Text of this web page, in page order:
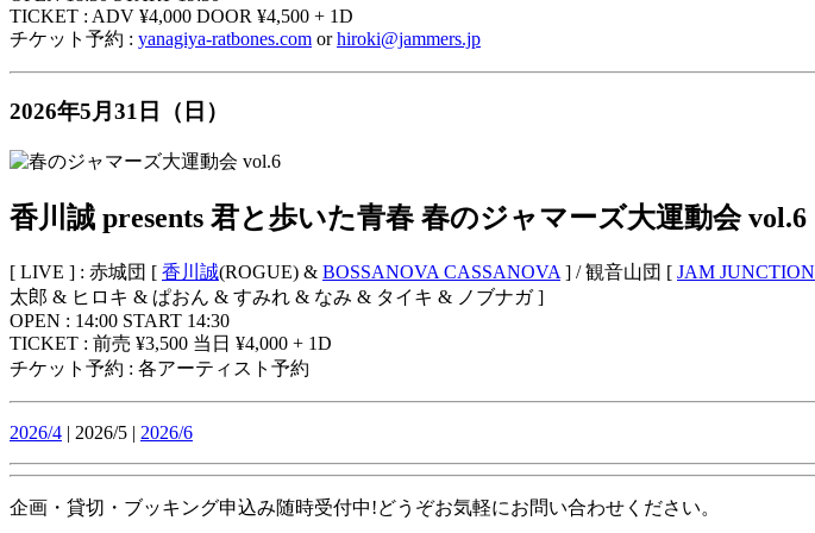
TICKET : ADV ¥4,000 DOOR ¥4,500 + 1D
チケット予約 : yanagiya-ratbones.com orhiroki@jammers.jp
2026年5月31日（日）
香川誠 presents 君と歩いた青春 春のジャマーズ大運動会 vol.6
[ LIVE ] : 赤城団 [ 香川誠(ROGUE) & BOSSANOVA CASSANOVA ] / 観音山団 [ JAM JUNCTION
太郎 & ヒロキ & ぱおん & すみれ & なみ & タイキ & ノブナガ ]
OPEN : 14:00 START 14:30
TICKET : 前売 ¥3,500 当日 ¥4,000 + 1D
チケット予約 : 各アーティスト予約
2026/4 | 2026/5 | 2026/6
企画・貸切・ブッキング申込み随時受付中!どうぞお気軽にお問い合わせください。